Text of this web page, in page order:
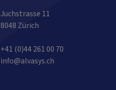
Juchstrasse 11
8048 Zürich
+41 (0)44 261 00 70
info@alvasys.ch